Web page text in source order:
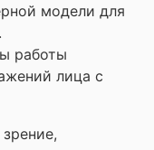
модели для
работы
лица с